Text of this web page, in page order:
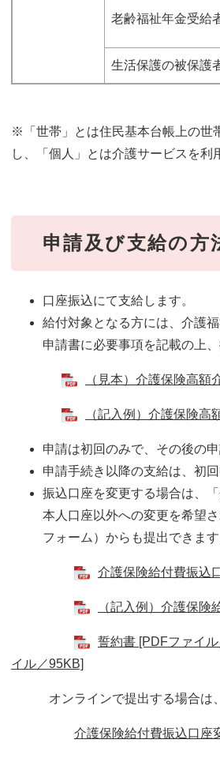
老齢福祉年金受給
生活保護の被保護
※「世帯」とは住民基本台帳上の世
し、「個人」とは介護サービスを利
申請及び支給の方
口座振込にて支給します。
給付対象となる方には、介護
申請書に必要事項を記載の上
（見本）介護保険高
（記入例）介護保険
申請は初回のみで、その後の
申請手続き以降の支給は、初
振込口座を変更する場合は、
本人口座以外への変更を希望
フォーム）からも提出できます
介護保険給付費振込
（記入例）介護保
誓約書 [PDFファイ
イル／95KB]
オンラインで提出する場合は、
介護保険給付費振込口座